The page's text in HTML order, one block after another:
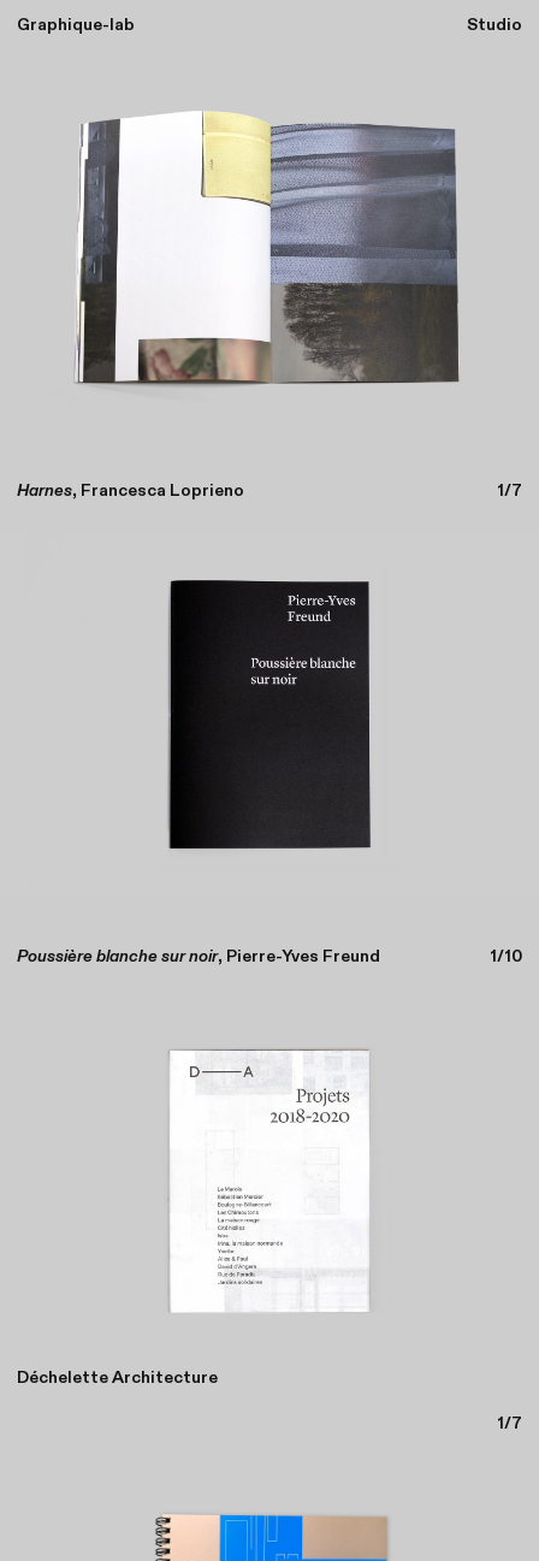
Graphique-lab Studio
Déchelette Architecture 2/7
Poussière blanche sur noir, Pierre-Yves Freund 1/10
Harnes , Francesca Loprieno
2/7